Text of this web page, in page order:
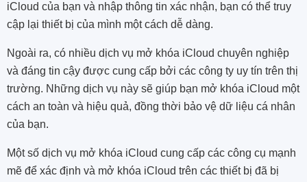
iCloud của bạn và nhập thông tin xác nhận, bạn có thể truy
cập lại thiết bị của mình một cách dễ dàng.
Ngoài ra, có nhiều dịch vụ mở khóa iCloud chuyên nghiệp
và đáng tin cậy được cung cấp bởi các công ty uy tín trên thị
trường. Những dịch vụ này sẽ giúp bạn mở khóa iCloud một
cách an toàn và hiệu quả, đồng thời bảo vệ dữ liệu cá nhân
của bạn.
Một số dịch vụ mở khóa iCloud cung cấp các công cụ mạnh
mẽ để xác định và mở khóa iCloud trên các thiết bị đã bị